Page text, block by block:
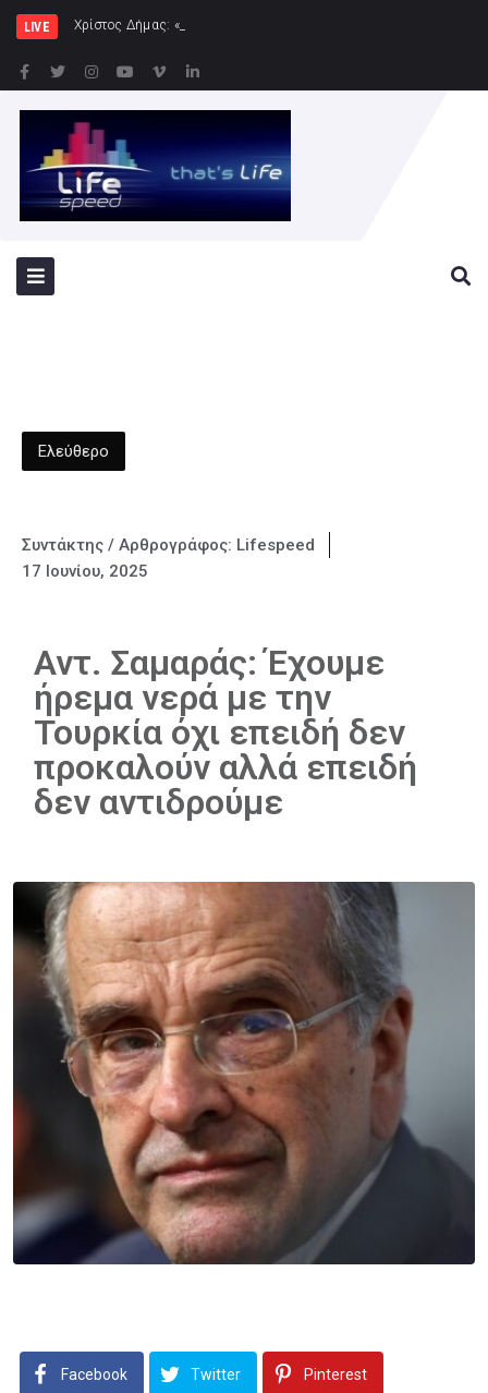
LIVE Χρίστος Δήμας: «Προχωρούν τα έργα σε όλο τ
Ελεύθερο
Συντάκτης / Αρθρογράφος: Lifespeed
17 Ιουνίου, 2025
Αντ. Σαμαράς: Έχουμε
ήρεμα νερά με την
Τουρκία όχι επειδή δεν
προκαλούν αλλά επειδή
δεν αντιδρούμε
Facebook Twitter Pinterest